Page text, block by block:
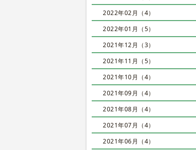
2022年02月（4）
2022年01月（5）
2021年12月（3）
2021年11月（5）
2021年10月（4）
2021年09月（4）
2021年08月（4）
2021年07月（4）
2021年06月（4）